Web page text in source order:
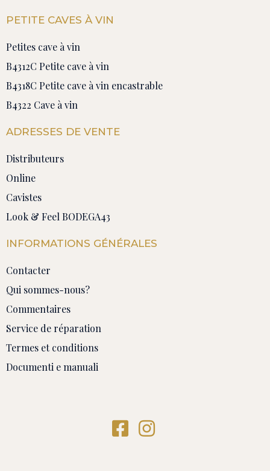
PETITE CAVES À VIN
Petites cave à vin
B4312C Petite cave à vin
B4318C Petite cave à vin encastrable
B4322 Cave à vin
ADRESSES DE VENTE
Distributeurs
Online
Cavistes
Look & Feel BODEGA43
INFORMATIONS GÉNÉRALES
Contacter
Qui sommes-nous?
Commentaires
Service de réparation
Termes et conditions
Documenti e manuali